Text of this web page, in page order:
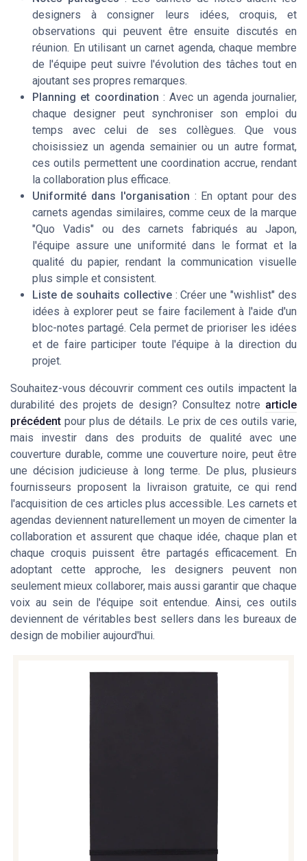
designers à consigner leurs idées, croquis, et
observations qui peuvent être ensuite discutés en
réunion. En utilisant un carnet agenda, chaque membre
de l'équipe peut suivre l'évolution des tâches tout en
ajoutant ses propres remarques.
Planning et coordination : Avec un agenda journalier,
chaque designer peut synchroniser son emploi du
temps avec celui de ses collègues. Que vous
choisissiez un agenda semainier ou un autre format,
ces outils permettent une coordination accrue, rendant
la collaboration plus efficace.
Uniformité dans l'organisation : En optant pour des
carnets agendas similaires, comme ceux de la marque
"Quo Vadis" ou des carnets fabriqués au Japon,
l'équipe assure une uniformité dans le format et la
qualité du papier, rendant la communication visuelle
plus simple et consistent.
Liste de souhaits collective: Créer une "wishlist" des
idées à explorer peut se faire facilement à l'aide d'un
bloc-notes partagé. Cela permet de prioriser les idées
et de faire participer toute l'équipe à la direction du
projet.
Souhaitez-vous découvrir comment ces outils impactent la
durabilité des projets de design? Consultez notre article
précédent pour plus de détails. Le prix de ces outils varie,
mais investir dans des produits de qualité avec une
couverture durable, comme une couverture noire, peut être
une décision judicieuse à long terme. De plus, plusieurs
fournisseurs proposent la livraison gratuite, ce qui rend
l'acquisition de ces articles plus accessible. Les carnets et
agendas deviennent naturellement un moyen de cimenter la
collaboration et assurent que chaque idée, chaque plan et
chaque croquis puissent être partagés efficacement. En
adoptant cette approche, les designers peuvent non
seulement mieux collaborer, mais aussi garantir que chaque
voix au sein de l'équipe soit entendue. Ainsi, ces outils
deviennent de véritables best sellers dans les bureaux de
design de mobilier aujourd'hui.